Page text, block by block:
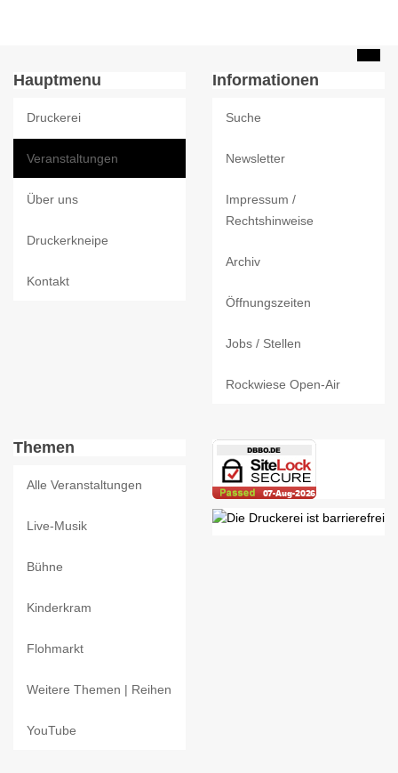
Hauptmenu
Druckerei
Veranstaltungen
Über uns
Druckerkneipe
Kontakt
Informationen
Suche
Newsletter
Impressum /
Rechtshinweise
Archiv
Öffnungszeiten
Jobs / Stellen
Rockwiese Open-Air
Themen
Alle Veranstaltungen
Live-Musik
Bühne
Kinderkram
Flohmarkt
Weitere Themen | Reihen
YouTube